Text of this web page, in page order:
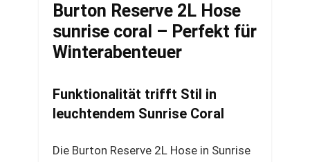
Burton Reserve 2L Hose
sunrise coral – Perfekt für
Winterabenteuer
Funktionalität trifft Stil in
leuchtendem Sunrise Coral
Die Burton Reserve 2L Hose in Sunrise